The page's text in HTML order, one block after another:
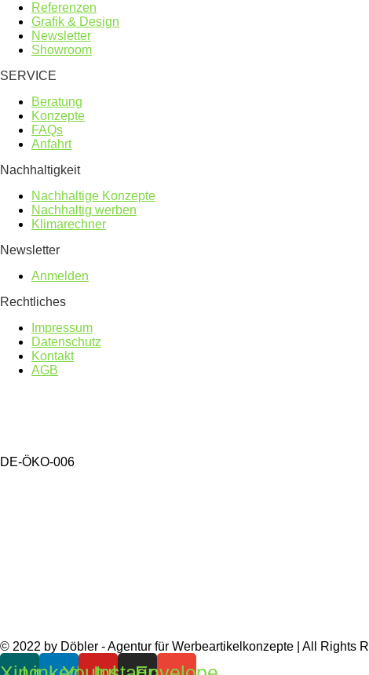
Referenzen
Grafik & Design
Newsletter
Showroom
SERVICE
Beratung
Konzepte
FAQs
Anfahrt
Nachhaltigkeit
Nachhaltige Konzepte
Nachhaltig werben
Klimarechner
Newsletter
Anmelden
Rechtliches
Impressum
Datenschutz
Kontakt
AGB
DE-ÖKO-006
© 2022 by Döbler - Agentur für Werbeartikelkonzepte | All Rights